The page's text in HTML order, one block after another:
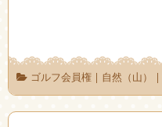
ゴルフ会員権| 自然（山） |